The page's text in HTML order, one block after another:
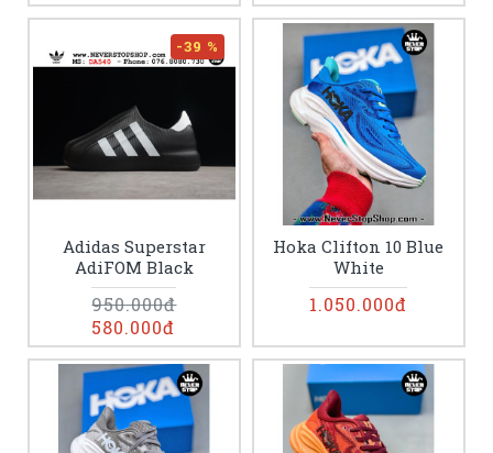
-39 %
Adidas Superstar
AdiFOM Black
580.000đ
950.000đ
Hoka Clifton 10 Blue
White
1.050.000đ